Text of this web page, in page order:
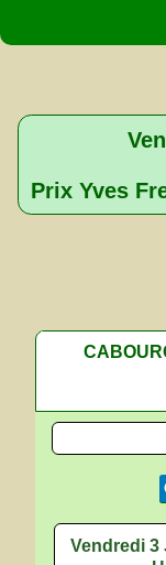
Prix Yves
Vendredi 3